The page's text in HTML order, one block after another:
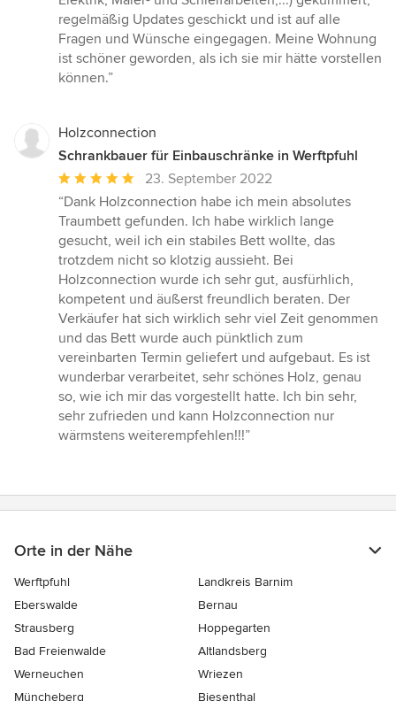
regelmäßig Updates geschickt und ist auf alle
Fragen und Wünsche eingegagen. Meine Wohnung
ist schöner geworden, als ich sie mir hätte vorstellen
können.”
Holzconnection
Schrankbauer für Einbauschränke in Werftpfuhl
Durchschnittliche
Bewertung:
5
von
5
Sternen
23. September 2022
“Dank Holzconnection habe ich mein absolutes
Traumbett gefunden. Ich habe wirklich lange
gesucht, weil ich ein stabiles Bett wollte, das
trotzdem nicht so klotzig aussieht. Bei
Holzconnection wurde ich sehr gut, ausfürhlich,
kompetent und äußerst freundlich beraten. Der
Verkäufer hat sich wirklich sehr viel Zeit genommen
und das Bett wurde auch pünktlich zum
vereinbarten Termin geliefert und aufgebaut. Es ist
wunderbar verarbeitet, sehr schönes Holz, genau
so, wie ich mir das vorgestellt hatte. Ich bin sehr,
sehr zufrieden und kann Holzconnection nur
wärmstens weiterempfehlen!!!”
Orte in der Nähe
Werftpfuhl
Landkreis Barnim
Eberswalde
Bernau
Strausberg
Hoppegarten
Bad Freienwalde
Altlandsberg
Werneuchen
Wriezen
Müncheberg
Biesenthal